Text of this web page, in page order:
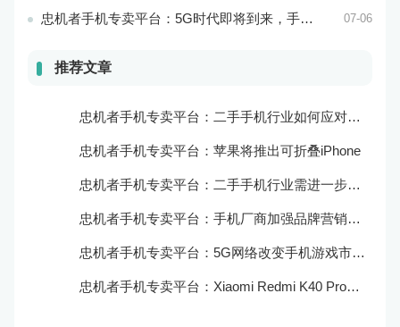
忠机者手机专卖平台：5G时代即将到来，手机市场面临新机遇与挑战 07-06
推荐文章
忠机者手机专卖平台：二手手机行业如何应对新消费升级的趋势
忠机者手机专卖平台：苹果将推出可折叠iPhone
忠机者手机专卖平台：二手手机行业需进一步扩大市场份额
忠机者手机专卖平台：手机厂商加强品牌营销和用户服务
忠机者手机专卖平台：5G网络改变手机游戏市场格局
忠机者手机专卖平台：Xiaomi Redmi K40 Pro发布，搭载顶级的处理器和优秀的摄像头